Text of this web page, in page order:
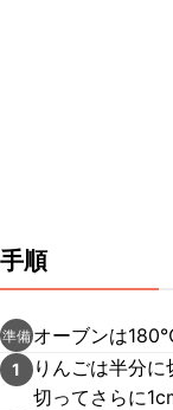
手順
準備 オーブンは
1
りんごは半分
切ってさらに